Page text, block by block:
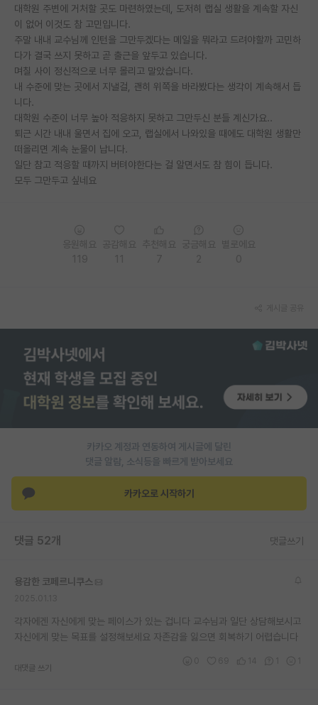
장학금/장학생 게시판
학술 정보 게시판
홍보 게시판
커리어
유학교육
이벤트
반도체 아카데미
대학원 주변에 거처할 곳도 마련하였는데, 도저히 랩실 생활을 계속할 자신
이 없어 이것도 참 고민입니다.
주말 내내 교수님께 인턴을 그만두겠다는 메일을 뭐라고 드려야할까 고민하
다가 결국 쓰지 못하고 곧 출근을 앞두고 있습니다.
며칠 사이 정신적으로 너무 몰리고 말았습니다.
내 수준에 맞는 곳에서 지낼걸, 괜히 위쪽을 바라봤다는 생각이 계속해서 듭
니다.
대학원 수준이 너무 높아 적응하지 못하고 그만두신 분들 계신가요..
퇴근 시간 내내 울면서 집에 오고, 랩실에서 나와있을 때에도 대학원 생활만
떠올리면 계속 눈물이 납니다.
일단 참고 적응할 때까지 버텨야한다는 걸 알면서도 참 힘이 듭니다.
모두 그만두고 싶네요
카카오 계정과 연동하여 게시글에 달린
댓글 알람, 소식등을 빠르게 받아보세요
카카오로 시작하기
댓글 52개 댓글쓰기
용감한 코페르니쿠스
각자에겐 자신에게 맞는 페이스가 있는 겁니다 교수님과 일단 상담해보시고
자신에게 맞는 목표를 설정해보세요 자존감을 잃으면 회복하기 어렵습니다
대댓글 쓰기